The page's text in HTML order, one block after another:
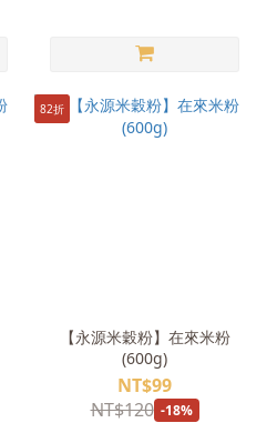
82折
【永源米穀粉】在來米粉
(600g)
NT$99
NT$120 -18%